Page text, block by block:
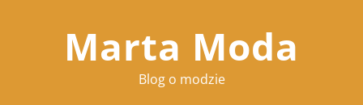
Marta Moda
Blog o modzie